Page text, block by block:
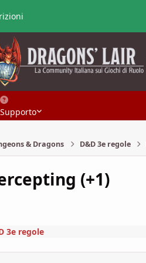
Supporto
& Dragons D&D 3e regole
(+1)
3e regole